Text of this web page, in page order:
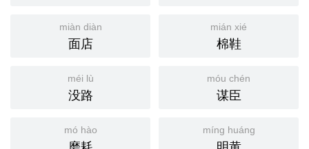
miàn diàn
面店
mián xié
棉鞋
méi lù
没路
móu chén
谋臣
mó hào míng huáng